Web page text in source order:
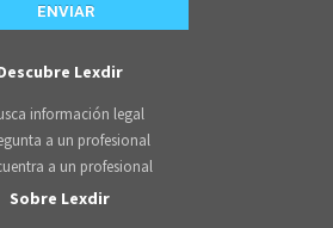
Lexdir
información legal
a un profesional
a un profesional
Sobre Lexdir